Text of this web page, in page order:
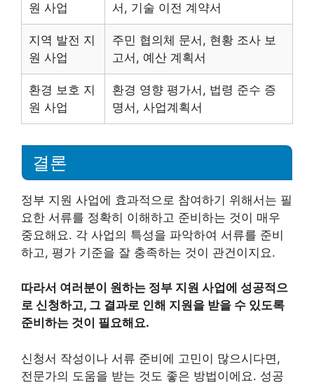
원 사업
서, 기술 이전 계약서
지역 발전 지
원 사업
주민 협의체 문서, 현황 조사 보
고서, 예산 계획서
환경 보호 지
원 사업
환경 영향 평가서, 법령 준수 증
명서, 사업계획서
결론
정부 지원 사업에 효과적으로 참여하기 위해서는 필
요한 서류를 정확히 이해하고 준비하는 것이 매우
중요해요. 각 사업의 특성을 파악하여 서류를 준비
하고, 평가 기준을 잘 충족하는 것이 관건이지요.
따라서 여러분이 원하는 정부 지원 사업에 성공적으
로 신청하고, 그 결과로 인해 지원을 받을 수 있도록
준비하는 것이 필요해요.
신청서 작성이나 서류 준비에 고민이 많으시다면,
전문가의 도움을 받는 것도 좋은 방법이에요. 성공